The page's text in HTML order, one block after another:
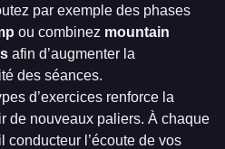
par exemple des phases
ou combinez mountain
afin d’augmenter la
des séances.
d’exercices renforce la
de nouveaux paliers. À chaque
conducteur l’écoute de vos